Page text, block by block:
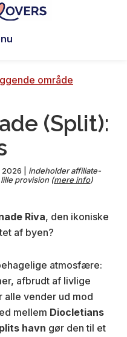
område
(Split):
2026
indeholder affiliate-
provision (mere info)
Riva, den ikoniske
af byen?
atmosfære:
afbrudt af livlige
alle vender ud mod
mellem Diocletians
havn gør den til et